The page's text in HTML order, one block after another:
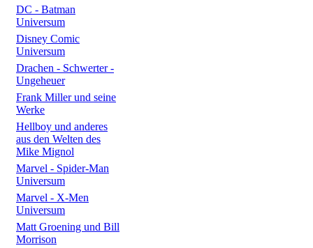
DC - Batman
Universum
Disney Comic
Universum
Drachen - Schwerter -
Ungeheuer
Frank Miller und seine
Werke
Hellboy und anderes
aus den Welten des
Mike Mignol
Marvel - Spider-Man
Universum
Marvel - X-Men
Universum
Matt Groening und Bill
Morrison